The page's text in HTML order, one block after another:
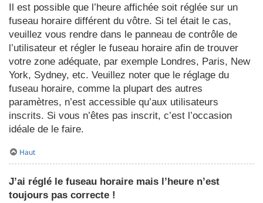
Il est possible que l’heure affichée soit réglée sur un
fuseau horaire différent du vôtre. Si tel était le cas,
veuillez vous rendre dans le panneau de contrôle de
l’utilisateur et régler le fuseau horaire afin de trouver
votre zone adéquate, par exemple Londres, Paris, New
York, Sydney, etc. Veuillez noter que le réglage du
fuseau horaire, comme la plupart des autres
paramètres, n’est accessible qu’aux utilisateurs
inscrits. Si vous n’êtes pas inscrit, c’est l’occasion
idéale de le faire.
Haut
J’ai réglé le fuseau horaire mais l’heure n’est
toujours pas correcte !